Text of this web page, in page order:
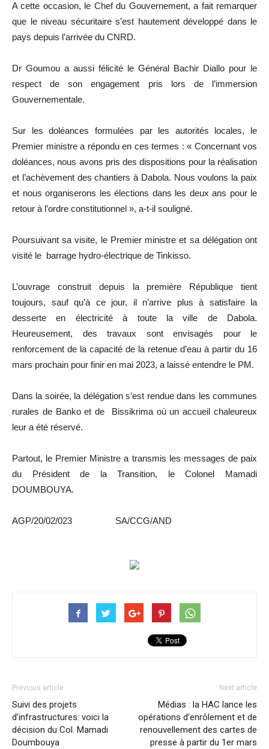
A cette occasion, le Chef du Gouvernement, a fait remarquer
que le niveau sécuritaire s’est hautement développé dans le
pays depuis l’arrivée du CNRD.
Dr Goumou a aussi félicité le Général Bachir Diallo pour le
respect de son engagement pris lors de l’immersion
Gouvernementale.
Sur les doléances formulées par les autorités locales, le
Premier ministre a répondu en ces termes : « Concernant vos
doléances, nous avons pris des dispositions pour la réalisation
et l’achèvement des chantiers à Dabola. Nous voulons la paix
et nous organiserons les élections dans les deux ans pour le
retour à l’ordre constitutionnel », a-t-il souligné.
Poursuivant sa visite, le Premier ministre et sa délégation ont
visité le barrage hydro-électrique de Tinkisso.
L’ouvrage construit depuis la première République tient
toujours, sauf qu’à ce jour, il n’arrive plus à satisfaire la
desserte en électricité à toute la ville de Dabola.
Heureusement, des travaux sont envisagés pour le
renforcement de la capacité de la retenue d’eau à partir du 16
mars prochain pour finir en mai 2023, a laissé entendre le PM.
Dans la soirée, la délégation s’est rendue dans les communes
rurales de Banko et de Bissikrima où un accueil chaleureux
leur a été réservé.
Partout, le Premier Ministre a transmis les messages de paix
du Président de la Transition, le Colonel Mamadi
DOUMBOUYA.
AGP/20/02/023 SA/CCG/AND
Previous article
Suivi des projets
d’infrastructures: voici la
décision du Col. Mamadi
Doumbouya
Next article
Médias : la HAC lance les
opérations d’enrôlement et de
renouvellement des cartes de
presse à partir du 1er mars